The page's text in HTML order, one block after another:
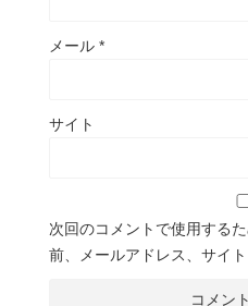
メール *
サイト
次回のコメントで使用する
前、メールアドレス、サイト